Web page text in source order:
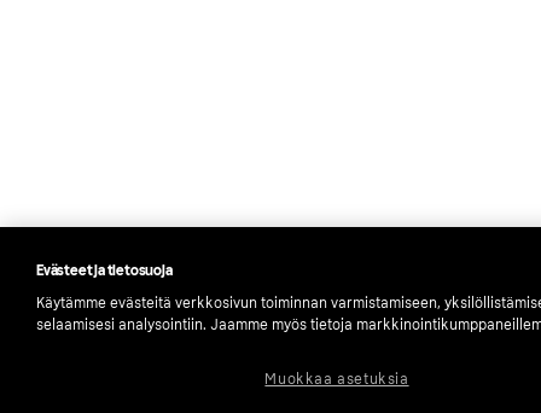
Evästeet ja tietosuoja
Käytämme evästeitä verkkosivun toiminnan varmistamiseen,
selaamisesi analysointiin. Jaamme myös tietoja
Muokkaa asetuksia